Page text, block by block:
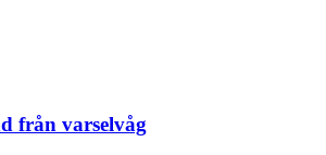
från varselvåg